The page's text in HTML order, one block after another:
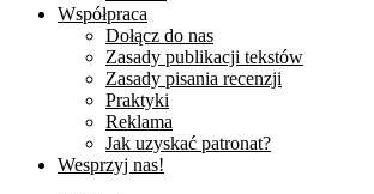
Współpraca
Dołącz do nas
Zasady publikacji tekstów
Zasady pisania recenzji
Praktyki
Reklama
Jak uzyskać patronat?
Wesprzyj nas!